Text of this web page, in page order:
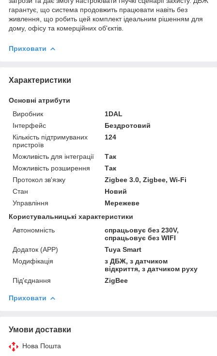
гарантує, що система продовжить працювати навіть без
живлення, що робить цей комплект ідеальним рішенням для
дому, офісу та комерційних об'єктів.
Приховати
Характеристики
Основні атрибути
Виробник
1DAL
Інтерфейс
Бездротовий
Кількість підтримуваних
пристроїв
124
Можливість для інтеграції
Так
Можливість розширення
Так
Протокол зв'язку
Zigbee 3.0, Zigbee, Wi-Fi
Стан
Новий
Управління
Мережеве
Користувальницькі характеристики
Автономність
спрацьовує без 230V,
спрацьовує без WIFI
Додаток (APP)
Tuya Smart
Модифікація
з ДБЖ, з датчиком
відкриття, з датчиком руху
Під'єднання
ZigBee
Приховати
Умови доставки
Нова Пошта